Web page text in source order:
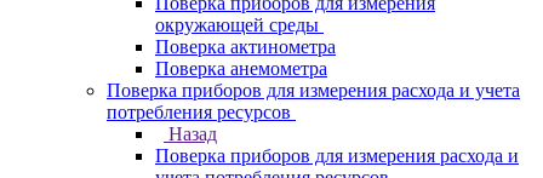
окружающей среды
Поверка актинометра
Поверка анемометра
Поверка приборов для измерения расхода и учета
потребления ресурсов
Назад
Поверка приборов для измерения расхода и